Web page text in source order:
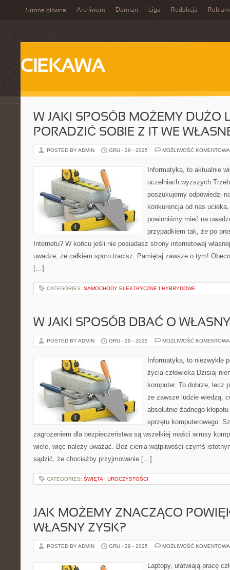
Strona główna Archiwum Damian Liga Redakcja
CIEKAWA
W JAKI SPOSÓB MOŻEMY DUŻO
PORADZIĆ SOBIE Z IT WE
POSTED BY ADMIN GRU - 29 - 2025 MOŻLIWOŚĆ
Informatyka, to aktualnie
uczelniach wyższych
poszukujemy odpowiedzi
konkurencja od nas
powinniśmy mieć na
przypadkiem tak, że po
Internetu? W końcu jeśli nie posiadasz strony internetowej
uwadze, że całkiem sporo tracisz. Pamiętaj zawsze o tym!
[…]
CATEGORIES: SAMOCHODY ELEKTRYCZNE I HYBRYDOWE
W JAKI SPOSÓB DBAĆ O
POSTED BY ADMIN GRU - 29 - 2025 MOŻLIWOŚĆ
Informatyka, to niezwykle
życia człowieka Dzisiaj
komputer. To dobrze, lecz
że zawsze ludzie wiedzą,
absolutnie żadnego
sprzętu komputerowego.
zagrożeniem dla bezpieczeństwa są wszelkiej maści wirusy
wiele, więc należy uważać. Bez cienia wątpliwości czymś
sądzić, że chociażby przyjmowanie […]
CATEGORIES: ŚWIĘTA I UROCZYSTOŚCI
JAK MOŻEMY ZNACZĄCO
WŁASNY ZYSK?
POSTED BY ADMIN GRU - 29 - 2025 MOŻLIWOŚĆ
Laptopy, ułatwiają pracę